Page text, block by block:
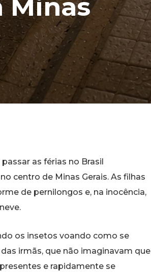
Minas
as férias no Brasil
centro de Minas Gerais. As filhas
de pernilongos e, na inocência,
os insetos voando como se
irmãs, que não imaginavam que
e rapidamente se